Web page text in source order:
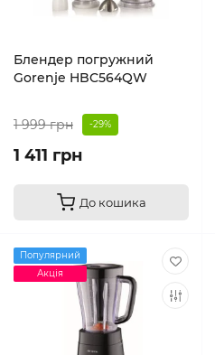
Блендер погружний
Gorenje HBC564QW
1 999 грн -29%
1 411 грн
До кошика
Популярний
Акція